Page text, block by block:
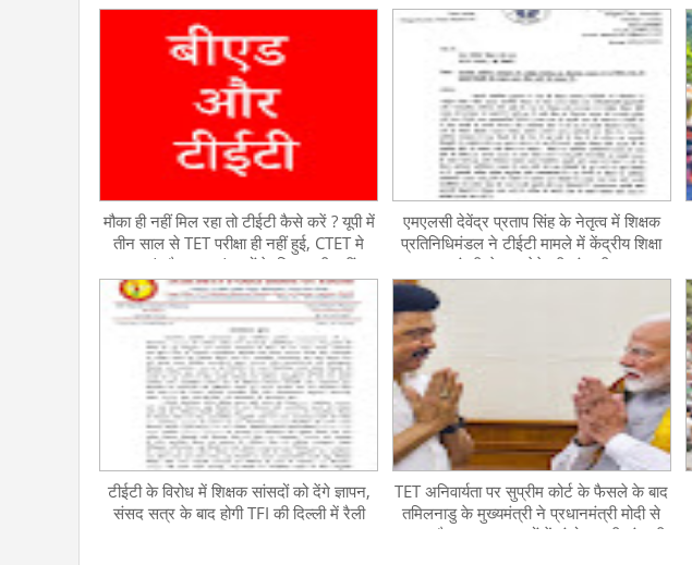
मौका ही नहीं मिल रहा तो टीईटी कैसे करें ? यूपी में
तीन साल से TET परीक्षा ही नहीं हुई, CTЕТ मे
B.Ed और BPEd वालों के विकल्प ही नहीं
एमएलसी देवेंद्र प्रताप सिंह के नेतृत्व में शिक्षक
प्रतिनिधिमंडल ने टीईटी मामले में केंद्रीय शिक्षा
मंत्री से छूट देने की मांग की
टीईटी के विरोध में शिक्षक सांसदों को देंगे ज्ञापन,
संसद सत्र के बाद होगी TFI की दिल्ली में रैली
TET अनिवार्यता पर सुप्रीम कोर्ट के फैसले के बाद
तमिलनाडु के मुख्यमंत्री ने प्रधानमंत्री मोदी से
RTE और NCTE कानूनों में संशोधन की मांग की